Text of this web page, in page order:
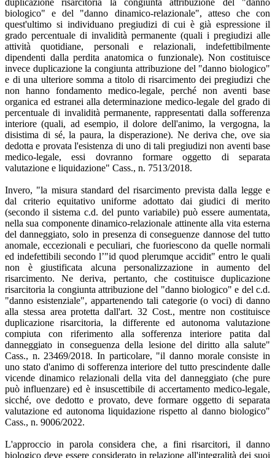
biologico" e del "danno dinamico-relazionale", atteso che con
quest'ultimo si individuano pregiudizi di cui è già espressione il
grado percentuale di invalidità permanente (quali i pregiudizi alle
attività quotidiane, personali e relazionali, indefettibilmente
dipendenti dalla perdita anatomica o funzionale). Non costituisce
invece duplicazione la congiunta attribuzione del "danno biologico"
e di una ulteriore somma a titolo di risarcimento dei pregiudizi che
non hanno fondamento medico-legale, perché non aventi base
organica ed estranei alla determinazione medico-legale del grado di
percentuale di invalidità permanente, rappresentati dalla sofferenza
interiore (quali, ad esempio, il dolore dell'animo, la vergogna, la
disistima di sé, la paura, la disperazione). Ne deriva che, ove sia
dedotta e provata l'esistenza di uno di tali pregiudizi non aventi base
medico-legale, essi dovranno formare oggetto di separata
valutazione e liquidazione" Cass., n. 7513/2018.
Invero, "la misura standard del risarcimento prevista dalla legge e
dal criterio equitativo uniforme adottato dai giudici di merito
(secondo il sistema c.d. del punto variabile) può essere aumentata,
nella sua componente dinamico-relazionale attinente alla vita esterna
del danneggiato, solo in presenza di conseguenze dannose del tutto
anomale, eccezionali e peculiari, che fuoriescono da quelle normali
ed indefettibili secondo l’"id quod plerumque accidit" entro le quali
non è giustificata alcuna personalizzazione in aumento del
risarcimento. Ne deriva, pertanto, che costituisce duplicazione
risarcitoria la congiunta attribuzione del "danno biologico" e del c.d.
"danno esistenziale", appartenendo tali categorie (o voci) di danno
alla stessa area protetta dall'art. 32 Cost., mentre non costituisce
duplicazione risarcitoria, la differente ed autonoma valutazione
compiuta con riferimento alla sofferenza interiore patita dal
danneggiato in conseguenza della lesione del diritto alla salute"
Cass., n. 23469/2018. In particolare, "il danno morale consiste in
uno stato d'animo di sofferenza interiore del tutto prescindente dalle
vicende dinamico relazionali della vita del danneggiato (che pure
può influenzare) ed è insuscettibile di accertamento medico-legale,
sicché, ove dedotto e provato, deve formare oggetto di separata
valutazione ed autonoma liquidazione rispetto al danno biologico"
Cass., n. 9006/2022.
L'approccio in parola considera che, a fini risarcitori, il danno
biologico deve essere considerato in relazione all'integralità dei suoi